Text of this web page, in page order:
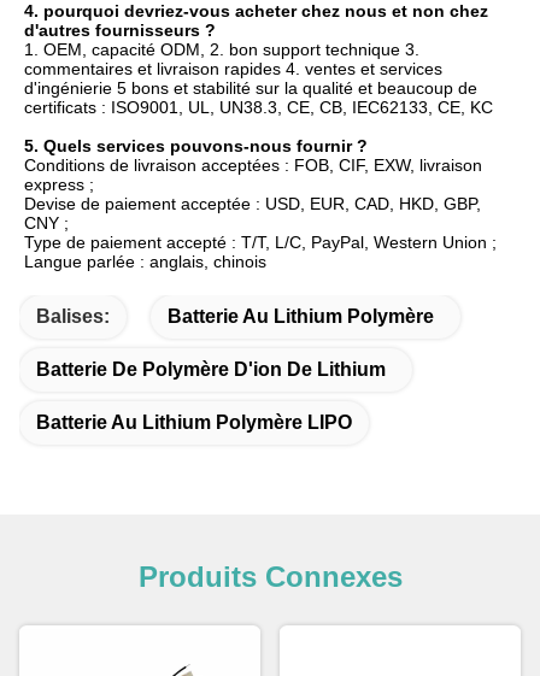
4. pourquoi devriez-vous acheter chez nous et non chez
d'autres fournisseurs ?
1. OEM, capacité ODM, 2. bon support technique 3.
commentaires et livraison rapides 4. ventes et services
d'ingénierie 5 bons et stabilité sur la qualité et beaucoup de
certificats : ISO9001, UL, UN38.3, CE, CB, IEC62133, CE, KC
5. Quels services pouvons-nous fournir ?
Conditions de livraison acceptées : FOB, CIF, EXW, livraison
express ;
Devise de paiement acceptée : USD, EUR, CAD, HKD, GBP,
CNY ;
Type de paiement accepté : T/T, L/C, PayPal, Western Union ;
Langue parlée : anglais, chinois
Balises: Batterie Au Lithium Polymère
Batterie De Polymère D'ion De Lithium
Batterie Au Lithium Polymère LIPO
Produits Connexes